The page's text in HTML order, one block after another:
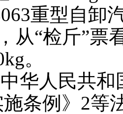
重型自卸
从“检斤”
。
华人民共
条例》2等